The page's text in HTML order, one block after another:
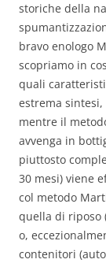
storiche della
bravo enologo
scopriamo in
quali
estrema
mentre il
avvenga in
piuttosto
30 mesi) viene
col metodo
quella di riposo
o,
contenitori